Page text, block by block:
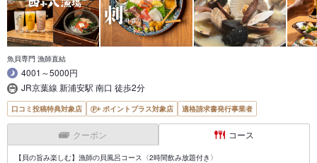
魚貝専門 漁師直結
4001～5000円
JR京葉線 新浦安駅 南口 徒歩2分
口コミ投稿特典対象店 ポイントプラス対象店 適格請求書発行事業者
クーポン コース
【貝の旨み楽しむ】漁師の貝風呂コース〈2時間飲み放題付き〉